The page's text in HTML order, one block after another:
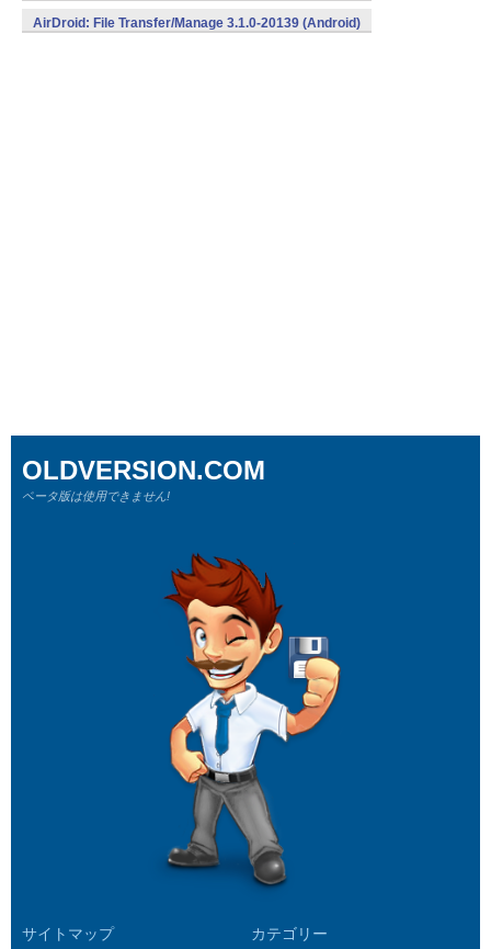
AirDroid: File Transfer/Manage 3.1.0-20139 (Android)
サイトマップ カテゴリー
OLDVERSION.COM
ベータ版は使用できません!